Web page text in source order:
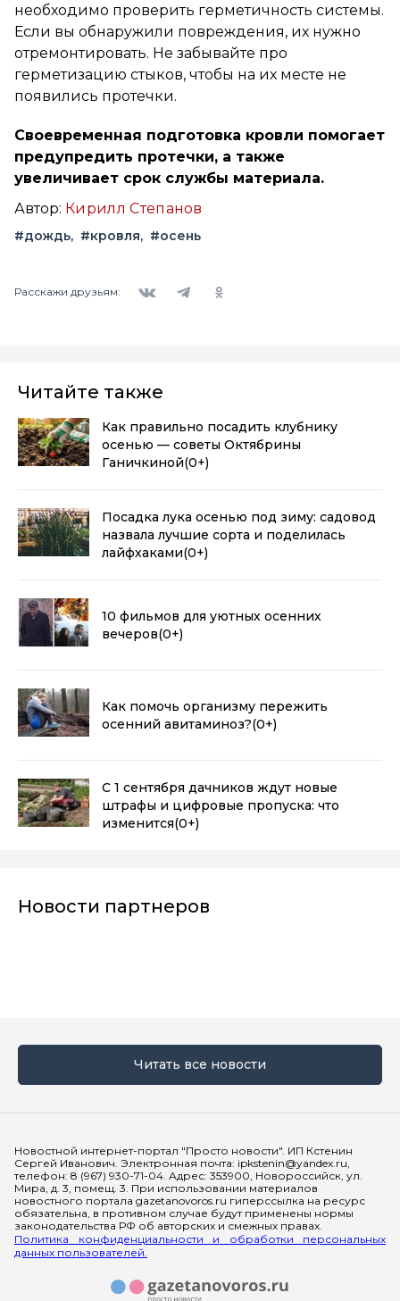
необходимо проверить герметичность системы.
Если вы обнаружили повреждения, их нужно
отремонтировать. Не забывайте про
герметизацию стыков, чтобы на их месте не
появились протечки.
Своевременная подготовка кровли помогает
предупредить протечки, а также
увеличивает срок службы материала.
Автор: Кирилл Степанов
#дождь #кровля #осень
Расскажи друзьям:
Читайте также
Как правильно посадить клубнику
осенью — советы Октябрины
Ганичкиной(0+)
Посадка лука осенью под зиму: садовод
назвала лучшие сорта и поделилась
лайфхаками(0+)
10 фильмов для уютных осенних
вечеров(0+)
Как помочь организму пережить
осенний авитаминоз?(0+)
С 1 сентября дачников ждут новые
штрафы и цифровые пропуска: что
изменится(0+)
Новости партнеров
Читать все новости
Новостной интернет-портал "Просто новости". ИП Кстенин
Сергей Иванович. Электронная почта: ipkstenin@yandex.ru,
телефон: 8 (967) 930-71-04. Адрес: 353900, Новороссийск, ул.
Мира, д. 3, помещ. 3. При использовании материалов
новостного портала gazetanovoros.ru гиперссылка на ресурс
обязательна, в противном случае будут применены нормы
законодательства РФ об авторских и смежных правах.
Политика конфиденциальности и обработки персональных
данных пользователей.